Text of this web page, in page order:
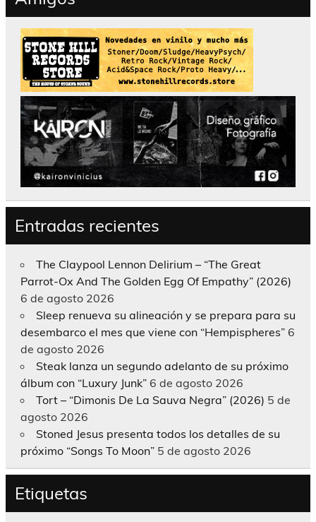
Entradas recientes
The Claypool Lennon Delirium – “The Great
Parrot-Ox And The Golden Egg Of Empathy” (2026)
6 de agosto 2026
Sleep renueva su alineación y se prepara para su
desembarco el mes que viene con “Hempispheres” 6
de agosto 2026
Steak lanza un segundo adelanto de su próximo
álbum con “Luxury Junk” 6 de agosto 2026
Tort – “Dimonis De La Sauva Negra” (2026) 5 de
agosto 2026
Stoned Jesus presenta todos los detalles de su
próximo “Songs To Moon” 5 de agosto 2026
Etiquetas